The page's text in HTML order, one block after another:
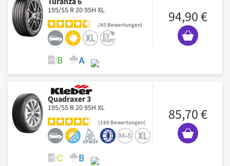
195/55 R 20 95H XL
45 Bewertungen 94,90 €
Quadraxer 3
195/55 R 20 95H XL
188 Bewertungen 85,70 €